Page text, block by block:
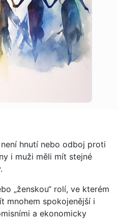
hnutí nebo odboj proti
i muži měli mít stejné
„ženskou“ rolí, ve kterém
mnohem spokojenější i
a ekonomicky